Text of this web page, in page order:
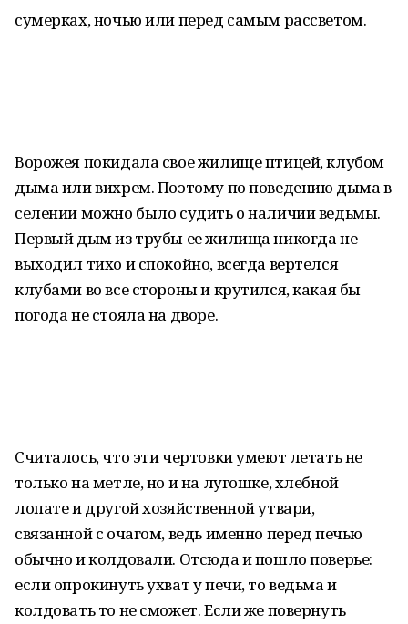
сумерках, ночью или перед самым рассветом.
Ворожея покидала свое жилище птицей, клубом
дыма или вихрем. Поэтому по поведению дыма в
селении можно было судить о наличии ведьмы.
Первый дым из трубы ее жилища никогда не
выходил тихо и спокойно, всегда вертелся
клубами во все стороны и крутился, какая бы
погода не стояла на дворе.
Считалось, что эти чертовки умеют летать не
только на метле, но и на лугошке, хлебной
лопате и другой хозяйственной утвари,
связанной с очагом, ведь именно перед печью
обычно и колдовали. Отсюда и пошло поверье:
если опрокинуть ухват у печи, то ведьма и
колдовать то не сможет. Если же повернуть